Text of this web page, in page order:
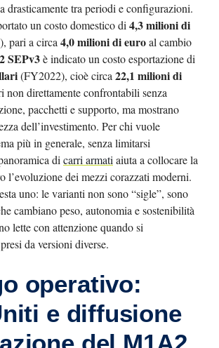
drasticamente tra periodi e configurazioni.
un costo domestico di 4,3 milioni di
pari a circa 4,0 milioni di euroal cambio
SEPv3è indicato un costo esportazione di
(FY2022), cioè circa 22,1 milioni di
non direttamente confrontabili senza
pacchetti e supporto, ma mostrano
dell’investimento. Per chi vuole
più in generale, senza limitarsi
di carri armati aiuta a collocare la
l’evoluzione dei mezzi corazzati moderni.
uno: le varianti non sono “sigle”, sono
cambiano peso, autonomia e sostenibilità
lette con attenzione quando si
da versioni diverse.
operativo:
e diffusione